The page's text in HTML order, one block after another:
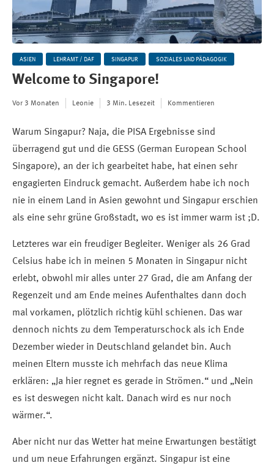
ASIEN LEHRAMT / DAF SINGAPUR SOZIALES UND PÄDAGOGIK
Welcome to Singapore!
Vor 3 Monaten Leonie 3 Min. Lesezeit Kommentieren
Warum Singapur? Naja, die PISA Ergebnisse sind
überragend gut und die GESS (German European School
Singapore), an der ich gearbeitet habe, hat einen sehr
engagierten Eindruck gemacht. Außerdem habe ich noch
nie in einem Land in Asien gewohnt und Singapur erschien
als eine sehr grüne Großstadt, wo es ist immer warm ist ;D.
Letzteres war ein freudiger Begleiter. Weniger als 26 Grad
Celsius habe ich in meinen 5 Monaten in Singapur nicht
erlebt, obwohl mir alles unter 27 Grad, die am Anfang der
Regenzeit und am Ende meines Aufenthaltes dann doch
mal vorkamen, plötzlich richtig kühl schienen. Das war
dennoch nichts zu dem Temperaturschock als ich Ende
Dezember wieder in Deutschland gelandet bin. Auch
meinen Eltern musste ich mehrfach das neue Klima
erklären: „Ja hier regnet es gerade in Strömen.“ und „Nein
es ist deswegen nicht kalt. Danach wird es nur noch
wärmer.“.
Aber nicht nur das Wetter hat meine Erwartungen bestätigt
und um neue Erfahrungen ergänzt. Singapur ist eine